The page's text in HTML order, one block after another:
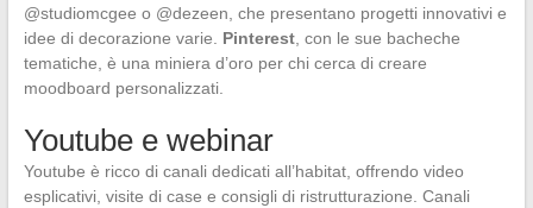
@studiomcgee o @dezeen, che presentano progetti innovativi e
idee di decorazione varie. Pinterest, con le sue bacheche
tematiche, è una miniera d’oro per chi cerca di creare
moodboard personalizzati.
Youtube e webinar
Youtube è ricco di canali dedicati all’habitat, offrendo video
esplicativi, visite di case e consigli di ristrutturazione. Canali